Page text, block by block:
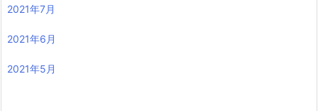
2021年7月
2021年6月
2021年5月